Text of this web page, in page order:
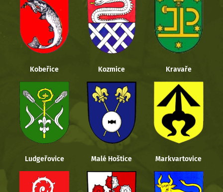
Kobeřice Kozmice Kravaře
Ludgeřovice Malé Hoštice Markvartovice